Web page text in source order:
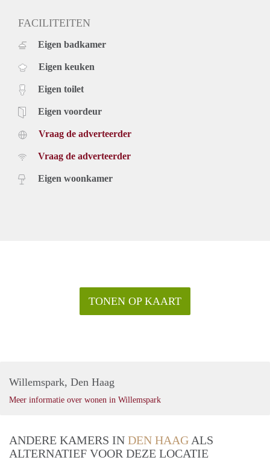
FACILITEITEN
Eigen badkamer
Eigen keuken
Eigen toilet
Eigen voordeur
Vraag de adverteerder
Vraag de adverteerder
Eigen woonkamer
TONEN OP KAART
Willemspark, Den Haag
Meer informatie over wonen in Willemspark
ANDERE KAMERS IN DEN HAAG ALS
ALTERNATIEF VOOR DEZE LOCATIE